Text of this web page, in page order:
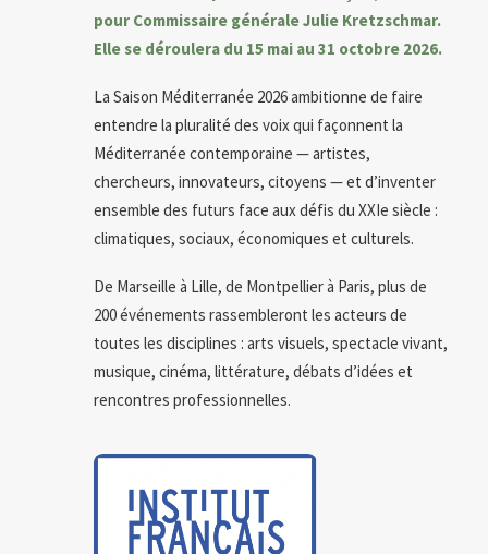
pour Commissaire générale Julie Kretzschmar.
Elle se déroulera du 15 mai au 31 octobre 2026.
La Saison Méditerranée 2026 ambitionne de faire
entendre la pluralité des voix qui façonnent la
Méditerranée contemporaine — artistes,
chercheurs, innovateurs, citoyens — et d’inventer
ensemble des futurs face aux défis du XXIe siècle :
climatiques, sociaux, économiques et culturels.
De Marseille à Lille, de Montpellier à Paris, plus de
200 événements rassembleront les acteurs de
toutes les disciplines : arts visuels, spectacle vivant,
musique, cinéma, littérature, débats d’idées et
rencontres professionnelles.